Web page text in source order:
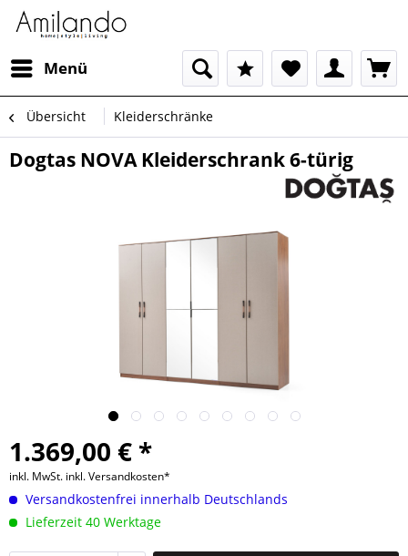
Menü
Übersicht Kleiderschränke
Dogtas NOVA Kleiderschrank 6-türig
1.369,00 € *
inkl. MwSt. inkl. Versandkosten*
Versandkostenfrei innerhalb Deutschlands
Lieferzeit 40 Werktage